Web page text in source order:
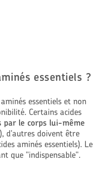
essentiels ?
essentiels et non
Certains acides
par le corps lui-même
d'autres doivent être
aminés essentiels). Le
que "indispensable".